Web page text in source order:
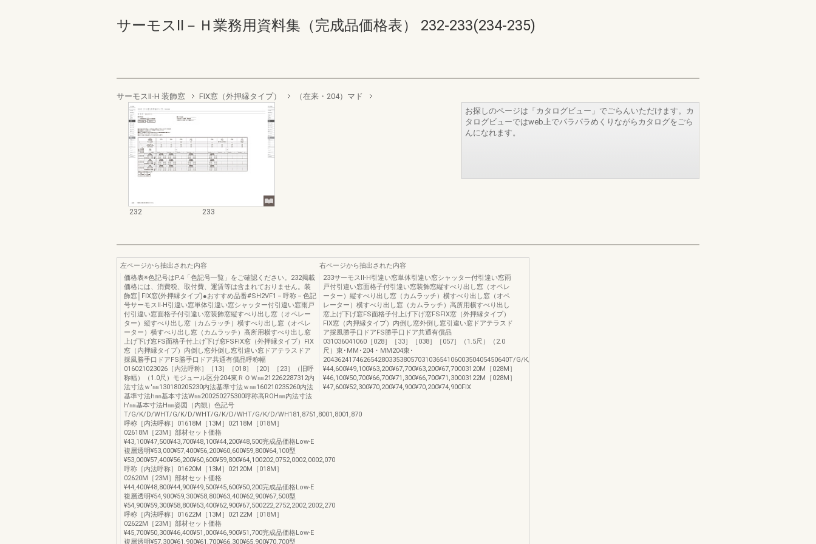
サーモスⅡ－Ｈ業務用資料集（完成品価格表） 232-233(234-235)
サーモスII-H 装飾窓 FIX窓（外押縁タイプ） （在来・204）マド
232 233
お探しのページは「カタログビュー」でごらんいただけます。カ
タログビューではweb上でパラパラめくりながらカタログをごら
んになれます。
左ページから抽出された内容
価格表※色記号はP.4「色記号一覧」をご確認ください。232掲載
価格には、消費税、取付費、運賃等は含まれておりません。装
飾窓│FIX窓(外押縁タイプ)●おすすめ品番#SH2VF1－呼称－色記
号サーモスⅡ-H引違い窓単体引違い窓シャッター付引違い窓雨戸
付引違い窓面格子付引違い窓装飾窓縦すべり出し窓（オペレー
ター）縦すべり出し窓（カムラッチ）横すべり出し窓（オペレ
ーター）横すべり出し窓（カムラッチ）高所用横すべり出し窓
上げ下げ窓FS面格子付上げ下げ窓FSFIX窓（外押縁タイプ）FIX
窓（内押縁タイプ）内倒し窓外倒し窓引違い窓ドアテラスドア
採風勝手口ドアFS勝手口ドア共通有償品呼称幅
016021023026［内法呼称］［13］［018］［20］［23］（旧呼
称幅）（1.0尺）モジュール区分204東ＲＯＷ㎜212262287312内
法寸法ｗ'㎜130180205230内法基準寸法ｗ㎜160210235260内法
基準寸法h㎜基本寸法W㎜200250275300呼称高ROH㎜内法寸法
h'㎜基本寸法H㎜姿図（内観）色記号
T/G/K/D/WHT/G/K/D/WHT/G/K/D/WHT/G/K/D/WH181,8751,8001,8001,870
呼称［内法呼称］01618M［13M］02118M［018M］
02618M［23M］部材セット価格
¥43,100¥47,500¥43,700¥48,100¥44,200¥48,500完成品価格Low-E
複層透明¥53,000¥57,400¥56,200¥60,600¥59,800¥64,100型
¥53,000¥57,400¥56,200¥60,600¥59,800¥64,100202,0752,0002,0002,070
呼称［内法呼称］01620M［13M］02120M［018M］
02620M［23M］部材セット価格
¥44,400¥48,800¥44,900¥49,500¥45,600¥50,200完成品価格Low-E
複層透明¥54,900¥59,300¥58,800¥63,400¥62,900¥67,500型
¥54,900¥59,300¥58,800¥63,400¥62,900¥67,500222,2752,2002,2002,270
呼称［内法呼称］01622M［13M］02122M［018M］
02622M［23M］部材セット価格
¥45,700¥50,300¥46,400¥51,000¥46,900¥51,700完成品価格Low-E
複層透明¥57,300¥61,900¥61,700¥66,300¥65,900¥70,700型
右ページから抽出された内容
233サーモスⅡ-H引違い窓単体引違い窓シャッター付引違い窓雨
戸付引違い窓面格子付引違い窓装飾窓縦すべり出し窓（オペレ
ーター）縦すべり出し窓（カムラッチ）横すべり出し窓（オペ
レーター）横すべり出し窓（カムラッチ）高所用横すべり出し
窓上げ下げ窓FS面格子付上げ下げ窓FSFIX窓（外押縁タイプ）
FIX窓（内押縁タイプ）内倒し窓外倒し窓引違い窓ドアテラスド
ア採風勝手口ドアFS勝手口ドア共通有償品
031036041060［028］［33］［038］［057］（1.5尺）（2.0
尺）東･MM･204・MM204東･
204362417462654280335380570310365410600350405450640T/G/K/D/WHT/G/K/D/WHT/G/K/D/WHT/G/K/D/WH03118M［028M］
¥44,600¥49,100¥63,200¥67,700¥63,200¥67,70003120M［028M］
¥46,100¥50,700¥66,700¥71,300¥66,700¥71,30003122M［028M］
¥47,600¥52,300¥70,200¥74,900¥70,200¥74,900FIX